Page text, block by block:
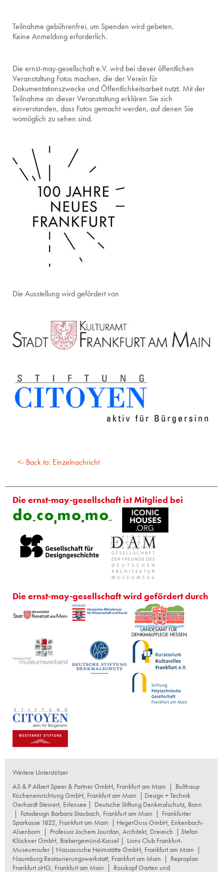
Teilnahme gebührenfrei, um Spenden wird gebeten.
Keine Anmeldung erforderlich.
Die ernst-may-gesellschaft e.V. wird bei dieser öffentlichen
Veranstaltung Fotos machen, die der Verein für
Dokumentationszwecke und Öffentlichkeitsarbeit nutzt. Mit der
Teilnahme an dieser Veranstaltung erklären Sie sich
einverstanden, dass Fotos gemacht werden, auf denen Sie
womöglich zu sehen sind.
Die Ausstellung wird gefördert von
<- Back to: Einzelnachricht
Die ernst-may-gesellschaft ist Mitglied bei
Die ernst-may-gesellschaft wird gefördert durch
Weitere Unterstützer
AS & P Albert Speer & Partner GmbH, Frankfurt am Main | Bulthaup
Kücheneinrichtung GmbH, Frankfurt am Main | Design + Technik
Gerhardt Steinert, Erlensee | Deutsche Stiftung Denkmalschutz, Bonn
| Fotodesign Barbara Staubach, Frankfurt am Main | Frankfurter
Sparkasse 1822, Frankfurt am Main | HegerGuss GmbH, Enkenbach-
Alsenborn | Professor Jochem Jourdan, Architekt, Dreieich | Stefan
Klöckner GmbH, Biebergemünd-Kassel | Lions Club Frankfurt-
Museumsufer | Nassauische Heimstätte GmbH, Frankfurt am Main |
Naumburg Restaurierungswerkstatt, Frankfurt am Main | Reproplan
Frankfurt oHG, Frankfurt am Main | Rosskopf Garten und